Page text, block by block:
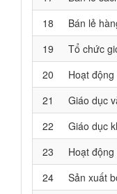
18
Bán lẻ
19
Tổ chức
20
Hoạt
21
Giáo dục
22
Giáo dục
23
Hoạt
24
Sản xuất